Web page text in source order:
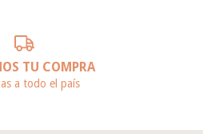
TU COMPRA
a todo el país